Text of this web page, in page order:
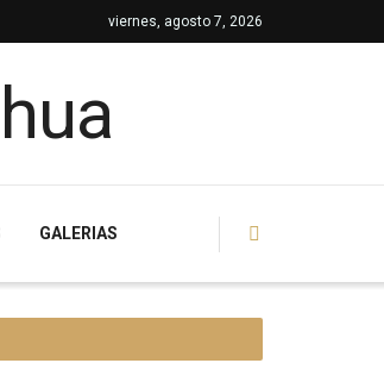
viernes, agosto 7, 2026
GALERIAS